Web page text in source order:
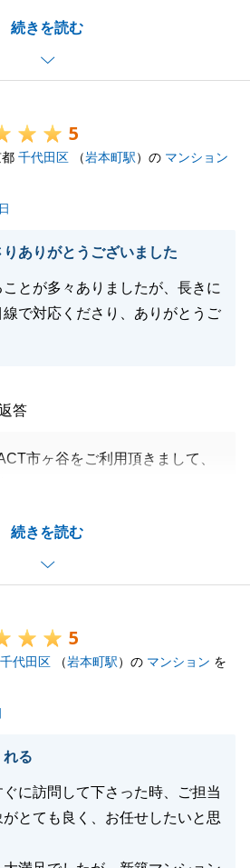
続きを読む
件でお探しでしたが、K様にも迅
をいただいたおかげで、スムーズ
した。
ださい。
になりました。
しくお願いいたします。
閉じる
5
千代田区 （岩本町駅）の マンション
ありがとうございました
とが多々ありましたが、長きに
で対応くださり、ありがとうご
続きを読む
答
市ヶ谷をご利用頂きまして、
ことを安堵しております。
ライフスタイルでも、お買い換え
すので、その際にも是非お手伝
します。
5
千代田区 （岩本町駅）の マンション を
る
に訪問して下さった時、ご担当
とても良く、お任せしたいと思